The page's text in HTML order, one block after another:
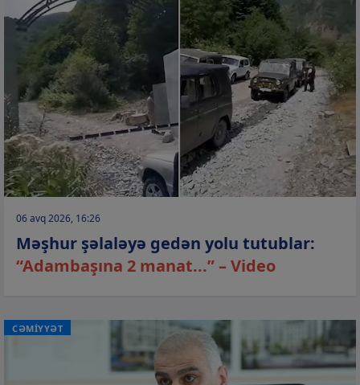
06 avq 2026, 16:26
Məşhur şəlaləyə gedən yolu tutublar:
“Adambaşına 2 manat...” – Video
CƏMİYYƏT